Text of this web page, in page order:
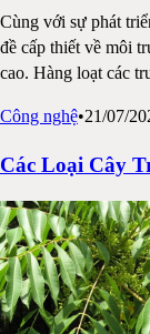
Cùng với sự phát
đề cấp thiết về môi
cao. Hàng loạt các
Công nghệ•21/07/
Các Loại Cây